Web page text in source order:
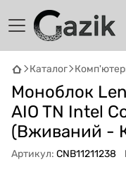
Каталог
Моноблок
AIO TN Intel
(Вживаний -
Артикул: CNB11211238
GAZIKAI
Онлайн · пошук
Привіт! 👋 Я
підібрати